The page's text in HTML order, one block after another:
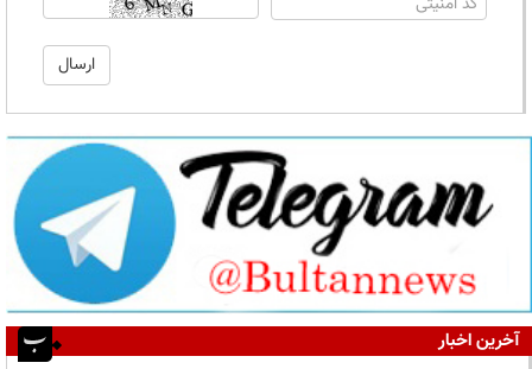
آخرین اخبار